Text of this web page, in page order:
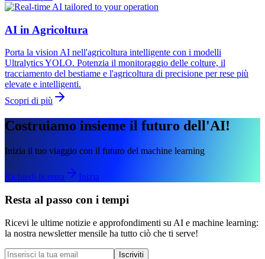
AI in Agricoltura
Porta la vision AI nell'agricoltura intelligente con i modelli
Ultralytics YOLO. Potenzia il monitoraggio delle colture, il
tracciamento del bestiame e l'agricoltura di precisione per rese più
elevate e intelligenti.
Scopri di più
Costruiamo insieme il futuro dell'AI!
Inizia il tuo viaggio con il futuro del machine learning
Richiedi licenza Inizia
Resta al passo con i tempi
Ricevi le ultime notizie e approfondimenti su AI e machine learning:
la nostra newsletter mensile ha tutto ciò che ti serve!
Iscriviti